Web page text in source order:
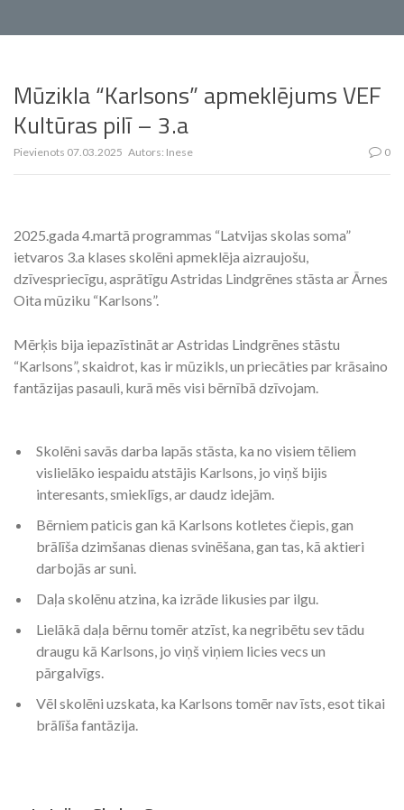
Mūzikla “Karlsons” apmeklējums VEF
Kultūras pilī – 3.a
Pievienots 07.03.2025 Autors: Inese 0
2025.gada 4.martā programmas “Latvijas skolas soma”
ietvaros 3.a klases skolēni apmeklēja aizraujošu,
dzīvespriecīgu, asprātīgu Astridas Lindgrēnes stāsta ar Ārnes
Oita mūziku “Karlsons”.
Mērķis bija iepazīstināt ar Astridas Lindgrēnes stāstu
“Karlsons”, skaidrot, kas ir mūzikls, un priecāties par krāsaino
fantāzijas pasauli, kurā mēs visi bērnībā dzīvojam.
Skolēni savās darba lapās stāsta, ka no visiem tēliem
vislielāko iespaidu atstājis Karlsons, jo viņš bijis
interesants, smieklīgs, ar daudz idejām.
Bērniem paticis gan kā Karlsons kotletes čiepis, gan
brālīša dzimšanas dienas svinēšana, gan tas, kā aktieri
darbojās ar suni.
Daļa skolēnu atzina, ka izrāde likusies par ilgu.
Lielākā daļa bērnu tomēr atzīst, ka negribētu sev tādu
draugu kā Karlsons, jo viņš viņiem licies vecs un
pārgalvīgs.
Vēl skolēni uzskata, ka Karlsons tomēr nav īsts, esot tikai
brālīša fantāzija.